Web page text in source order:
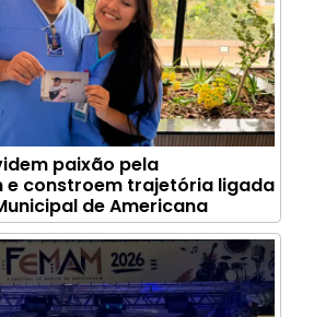
paixão pela
e constroem trajetória ligada
de Americana